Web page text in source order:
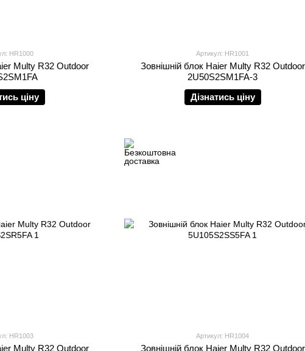
HR1000
Multy R32 Outdoor
ціну
Артикул: HR1001
Зовнішній блок Haier Multy R32 Outdoor
2U50S2SM1FA-3
Дізнатись ціну
HR1003
Multy R32 Outdoor
Артикул: HR1004
Зовнішній блок Haier Multy R32 Outdoor